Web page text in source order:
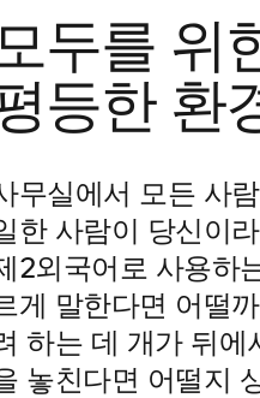
두를 위
등한 환
무실에서 모든 사
한 사람이 당신이
2외국어로 사용하
게 말한다면 어떨
하는 데 개가 뒤에
놓친다면 어떨지